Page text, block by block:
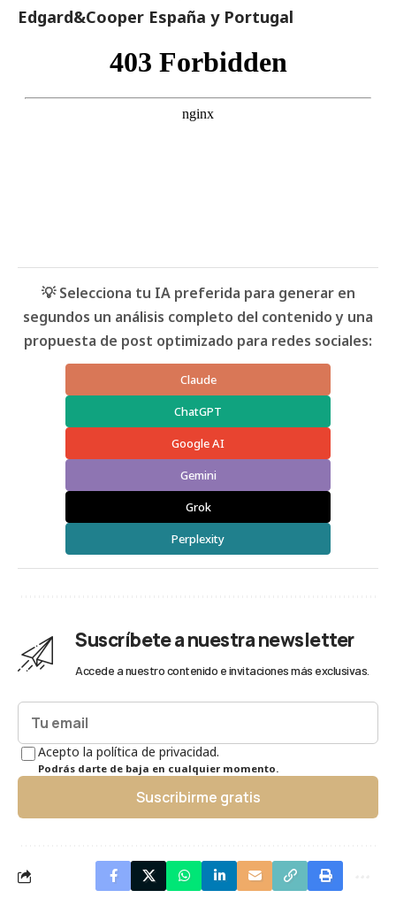
Edgard&Cooper España y Portugal
💡 Selecciona tu IA preferida para generar en
segundos un análisis completo del contenido y una
propuesta de post optimizado para redes sociales:
Claude
ChatGPT
Google AI
Gemini
Grok
Perplexity
Suscríbete a nuestra newsletter
Accede a nuestro contenido e invitaciones más exclusivas.
Acepto la política de privacidad.
Podrás darte de baja en cualquier momento.
Suscribirme gratis